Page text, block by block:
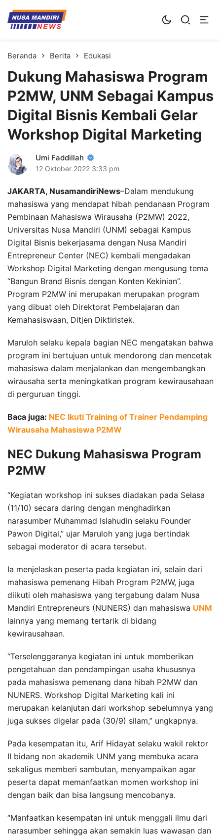
Kampus Digital Bisnis
Universitas Nusa Mandiri
Beranda Berita Edukasi
Dukung Mahasiswa Program
P2MW, UNM Sebagai Kampus
Digital Bisnis Kembali Gelar
Workshop Digital Marketing
Umi Faddillah
12 Oktober 2022 3:33 pm
JAKARTA, NusamandiriNews–Dalam mendukung
mahasiswa yang mendapat hibah pendanaan Program
Pembinaan Mahasiswa Wirausaha (P2MW) 2022,
Universitas Nusa Mandiri (UNM) sebagai Kampus
Digital Bisnis bekerjasama dengan Nusa Mandiri
Entrepreneur Center (NEC) kembali mengadakan
Workshop Digital Marketing dengan mengusung tema
“Bangun Brand Bisnis dengan Konten Kekinian”.
Program P2MW ini merupakan merupakan program
yang dibuat oleh Direktorat Pembelajaran dan
Kemahasiswaan, Ditjen Diktiristek.
Maruloh selaku kepala bagian NEC mengatakan bahwa
program ini bertujuan untuk mendorong dan mencetak
mahasiswa dalam menjalankan dan mengembangkan
wirausaha serta meningkatkan program kewirausahaan
di perguruan tinggi.
Baca juga: NEC Ikuti Training of Trainer Pendamping
Wirausaha Mahasiswa P2MW
NEC Dukung Mahasiswa Program
P2MW
“Kegiatan workshop ini sukses diadakan pada Selasa
(11/10) secara daring dengan menghadirkan
narasumber Muhammad Islahudin selaku Founder
Pawon Digital,” ujar Maruloh yang juga bertindak
sebagai moderator di acara tersebut.
Ia menjelaskan peserta pada kegiatan ini, selain dari
mahasiswa pemenang Hibah Program P2MW, juga
diikuti oleh mahasiswa yang tergabung dalam Nusa
Mandiri Entrepreneurs (NUNERS) dan mahasiswa UNM
lainnya yang memang tertarik di bidang
kewirausahaan.
“Terselenggaranya kegiatan ini untuk memberikan
pengetahuan dan pendampingan usaha khususnya
pada mahasiswa pemenang dana hibah P2MW dan
NUNERS. Workshop Digital Marketing kali ini
merupakan kelanjutan dari workshop sebelumnya yang
juga sukses digelar pada (30/9) silam,” ungkapnya.
Pada kesempatan itu, Arif Hidayat selaku wakil rektor
II bidang non akademik UNM yang membuka acara
sekaligus memberi sambutan, menyampaikan agar
peserta dapat memanfaatkan momen workshop ini
dengan baik dan bisa langsung mencobanya.
“Manfaatkan kesempatan ini untuk menggali ilmu dari
narasumber sehingga akan semakin luas wawasan dan